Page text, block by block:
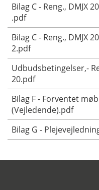
Bilag C - Reng., DMJX
.pdf
Bilag C - Reng., DMJX
2.pdf
Udbudsbetingelser,-
20.pdf
Bilag F - Forventet
(Vejledende).pdf
Bilag G -